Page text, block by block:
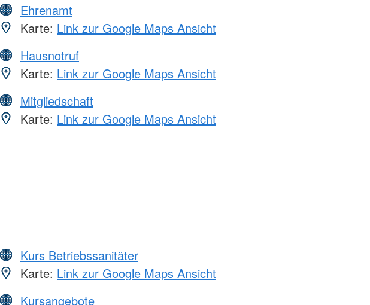
Ehrenamt
Karte: Link zur Google Maps Ansicht
Hausnotruf
Karte: Link zur Google Maps Ansicht
Mitgliedschaft
Karte: Link zur Google Maps Ansicht
Kurs Betriebssanitäter
Karte: Link zur Google Maps Ansicht
Kursangebote